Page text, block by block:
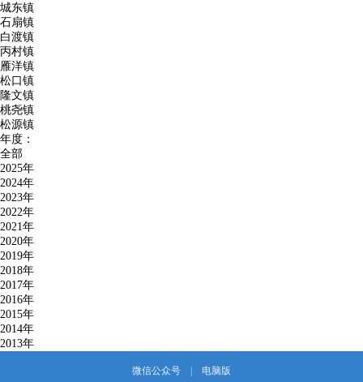
城东镇
石扇镇
白渡镇
丙村镇
雁洋镇
松口镇
隆文镇
桃尧镇
松源镇
年度：
全部
2025年
2024年
2023年
2022年
2021年
2020年
2019年
2018年
2017年
2016年
2015年
2014年
2013年
微信公众号 电脑版